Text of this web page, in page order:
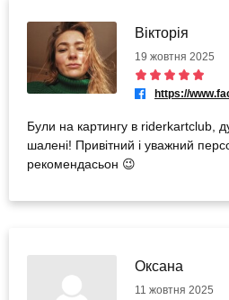
Вікторія
19 жовтня 2025
Були на картингу в riderkartclub,
шалені! Привітний і уважний
рекомендасьон 😉
Оксана
11 жовтня 2025